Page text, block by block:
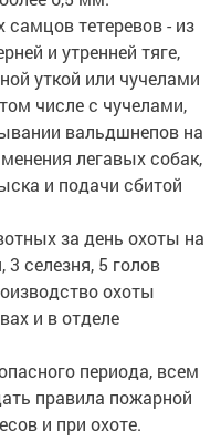
тетеревов - из
и утренней тяге,
уткой или чучелами
числе с чучелами,
вальдшнепов на
легавых собак,
и подачи сбитой
за день охоты на
3 селезня, 5 голов
охоты
и в отделе
периода, всем
правила пожарной
и при охоте.